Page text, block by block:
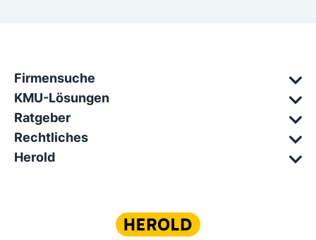
Firmensuche
KMU-Lösungen
Ratgeber
Rechtliches
Herold